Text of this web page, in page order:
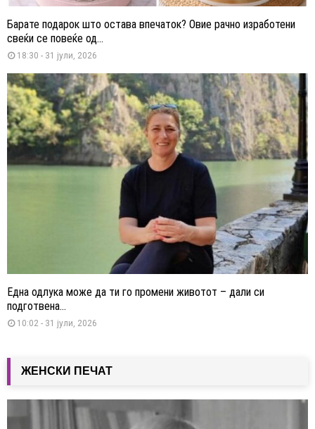
Барате подарок што остава впечаток? Овие рачно изработени
свеќи се повеќе од...
18:30 - 31 јули, 2026
Една одлука може да ти го промени животот – дали си
подготвена...
10:02 - 31 јули, 2026
ЖЕНСКИ ПЕЧАТ